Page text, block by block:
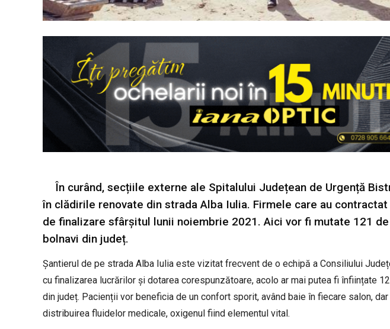
În curând, secțiile externe ale Spitalului Județean de Urgență
în clădirile renovate din strada Alba Iulia. Firmele care au
de finalizare sfârșitul lunii noiembrie 2021. Aici vor fi mutate 121
bolnavi din județ.
Șantierul de pe strada Alba Iulia este vizitat frecvent de o echipă a Consiliului
cu finalizarea lucrărilor și dotarea corespunzătoare, acolo ar mai putea fi înființate
din județ. Pacienții vor beneficia de un confort sporit, având baie în fiecare salon,
distribuirea fluidelor medicale, oxigenul fiind elementul vital.